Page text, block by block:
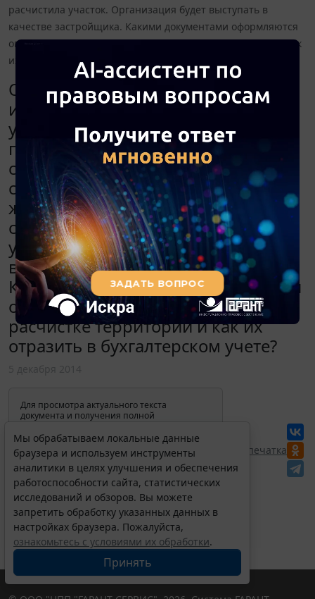
расчистила участок. Организация будет выступать в
качестве застройщика. Какими документами оформляются
операции по сносу строений и расчистке территории и как
их отразить в бухгалтерском учете?
Организация (УСН, ставка 6%)
имеет в собственности земельный
участок и нежилые складские
помещения, которые отражены на
счете 01. Получив разрешение на
строительство многоквартирного
жилого комплекса, организация
снесла строения и расчистила
участок. Организация будет
выступать в качестве застройщика.
Какими документами оформляются
операции по сносу строений и
расчистке территории и как их
отразить в бухгалтерском учете?
Для просмотра актуального текста
документа и получения полной
изменениях и порядке применения
документа, воспользуйтесь поиском в
Интернет-версии системы ГАРАНТ:
Перепечатка
Мы обрабатываем локальные данные
браузера и используем инструменты
аналитики в целях улучшения и обеспечения
работоспособности сайта, статистических
исследований и обзоров. Вы можете
запретить обработку указанных данных в
настройках браузера. Пожалуйста,
ознакомьтесь с условиями их обработки.
Принять